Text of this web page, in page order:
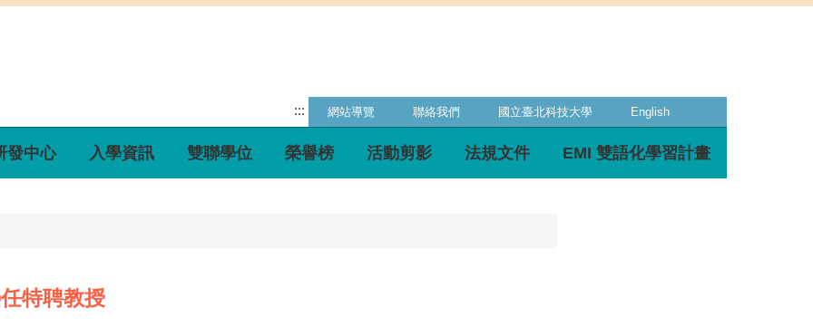
::: 網站導覽 聯絡我們 國立臺北科技大學 English
發中心 入學資訊 雙聯學位 榮譽榜 活動剪影 法規文件 EMI 雙語化學習計畫
特聘教授